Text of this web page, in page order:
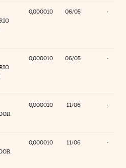
0,000010 06/05 ·
0,000010 06/05 ·
0,000010 11/06 ·
0,000010 11/06 ·